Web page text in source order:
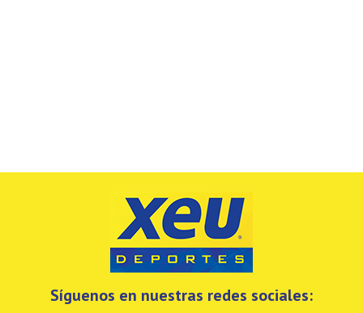
Síguenos en nuestras redes sociales: